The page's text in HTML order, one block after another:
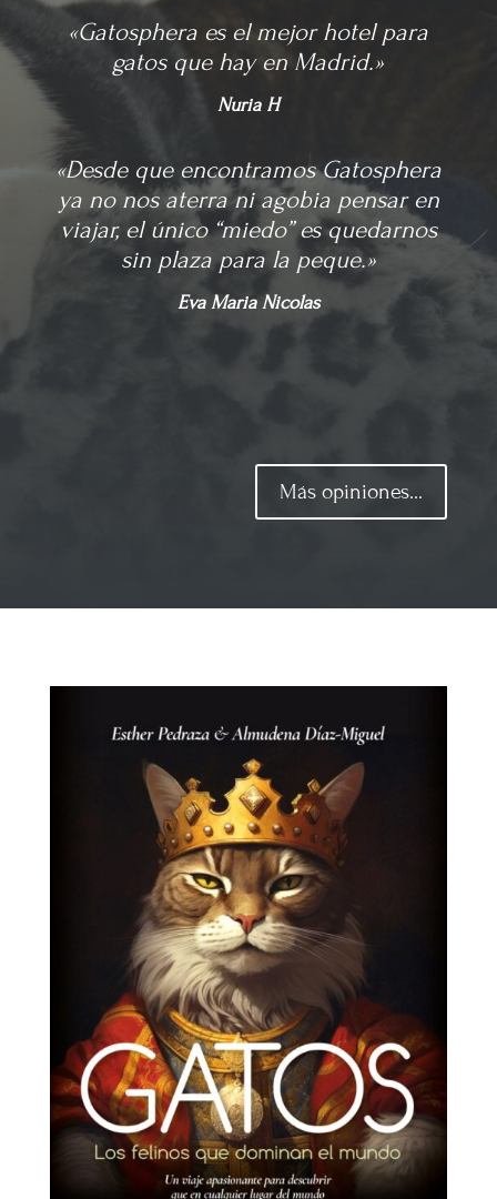
«Gatosphera es el mejor hotel para
gatos que hay en Madrid.»
Nuria H
«Desde que encontramos Gatosphera
ya no nos aterra ni agobia pensar en
viajar, el único “miedo” es quedarnos
sin plaza para la peque.»
Eva Maria Nicolas
Más opiniones...